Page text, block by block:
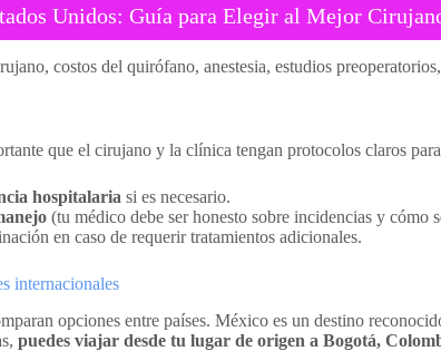
Unidos: Guía para Elegir al Mejor
costos del quirófano, anestesia, estudios
que el cirujano y la clínica tengan protocolos claros
hospitalaria si es necesario.
(tu médico debe ser honesto sobre incidencias y cómo
en caso de requerir tratamientos adicionales.
internacionales
opciones entre países. México es un destino
puedes viajar desde tu lugar de origen a Bogotá,